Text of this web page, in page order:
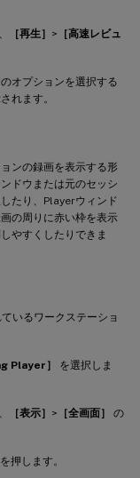
［再生］ > ［高速レビュ
オプションを選択する
れます。
ンの録画を表示する形
ドウまたは元のセッシ
たり、Playerウィンド
の周りに赤い枠を表示
やすくしたりできま
いるワークステーショ
Player］
を選択しま
［表示］ > ［全画面］
の
押します。